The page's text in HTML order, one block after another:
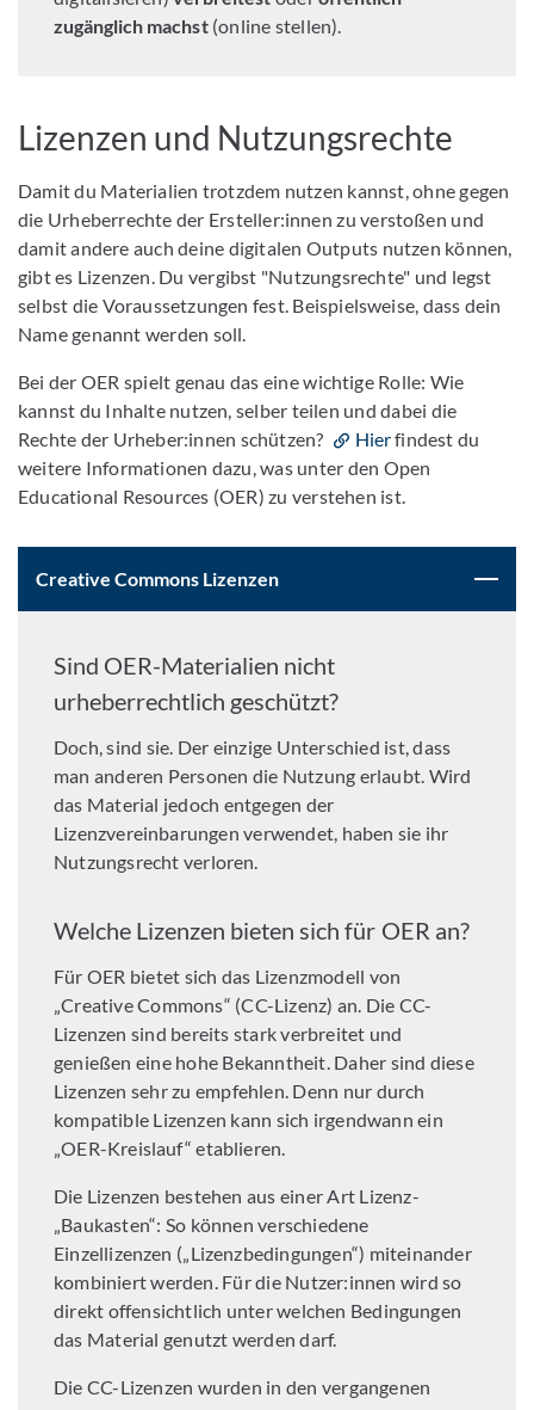
zugänglich machst(online stellen).
Lizenzen und Nutzungsrechte
Damit du Materialien trotzdem nutzen kannst, ohne gegen
die Urheberrechte der Ersteller:innen zu verstoßen und
damit andere auch deine digitalen Outputs nutzen können,
gibt es Lizenzen. Du vergibst "Nutzungsrechte" und legst
selbst die Voraussetzungen fest. Beispielsweise, dass dein
Name genannt werden soll.
Bei der OER spielt genau das eine wichtige Rolle: Wie
kannst du Inhalte nutzen, selber teilen und dabei die
Rechte der Urheber:innen schützen?
Hierfindest du
weitere Informationen dazu, was unter den Open
Educational Resources (OER) zu verstehen ist.
Creative Commons Lizenzen
Sind OER-Materialien nicht
urheberrechtlich geschützt?
Doch, sind sie. Der einzige Unterschied ist, dass
man anderen Personen die Nutzung erlaubt. Wird
das Material jedoch entgegen der
Lizenzvereinbarungen verwendet, haben sie ihr
Nutzungsrecht verloren.
Welche Lizenzen bieten sich für OER an?
Für OER bietet sich das Lizenzmodell von
„Creative Commons“ (CC-Lizenz) an. Die CC-
Lizenzen sind bereits stark verbreitet und
genießen eine hohe Bekanntheit. Daher sind diese
Lizenzen sehr zu empfehlen. Denn nur durch
kompatible Lizenzen kann sich irgendwann ein
„OER-Kreislauf“ etablieren.
Die Lizenzen bestehen aus einer Art Lizenz-
„Baukasten“: So können verschiedene
Einzellizenzen („Lizenzbedingungen“) miteinander
kombiniert werden. Für die Nutzer:innen wird so
direkt offensichtlich unter welchen Bedingungen
das Material genutzt werden darf.
Die CC-Lizenzen wurden in den vergangenen